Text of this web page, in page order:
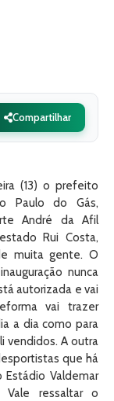
Compartilhar
(13) o prefeito
Paulo do Gás,
André da Afil
Rui Costa,
muita gente. O
nunca
autorizada e vai
vai trazer
a dia como para
vendidos. A outra
que há
Valdemar
ressaltar o